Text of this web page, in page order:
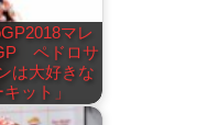
マレ
ペドロサ
は大好きな
ット」